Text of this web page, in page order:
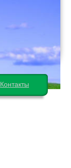
Контакты